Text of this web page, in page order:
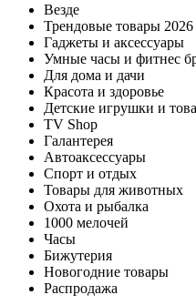
Везде
Трендовые товары 2026
Гаджеты и аксессуары
Умные часы и фитнес
Для дома и дачи
Красота и здоровье
Детские игрушки и
TV Shop
Галантерея
Автоаксессуары
Спорт и отдых
Товары для животных
Охота и рыбалка
1000 мелочей
Часы
Бижутерия
Новогодние товары
Распродажа